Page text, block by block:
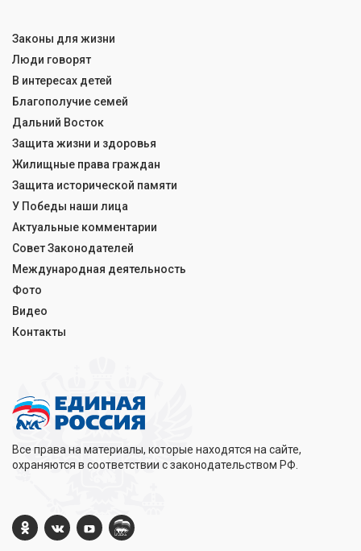
Все права на материалы, которые находятся на сайте,
охраняются в соответствии с законодательством РФ.
Законы для жизни
Люди говорят
В интересах детей
Благополучие семей
Дальний Восток
Защита жизни и здоровья
Жилищные права граждан
Защита исторической памяти
У Победы наши лица
Актуальные комментарии
Совет Законодателей
Международная деятельность
Фото
Видео
Контакты